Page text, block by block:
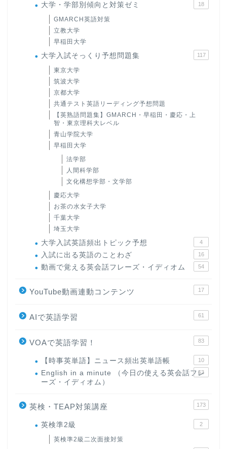
大学・学部別傾向と対策ゼミ 18
GMARCH英語対策
立教大学
早稲田大学
大学入試そっくり予想問題集 117
東京大学
筑波大学
京都大学
共通テスト英語リーディング予想問題
【英熟語問題集】GMARCH・早稲田・慶応・上
智・東京理科大レベル
青山学院大学
早稲田大学
法学部
人間科学部
文化構想学部・文学部
慶応大学
お茶の水女子大学
千葉大学
埼玉大学
大学入試英語頻出トピック予想 4
入試に出る英語のことわざ 16
動画で覚える英会話フレーズ・イディオム 54
YouTube動画連動コンテンツ 17
AIで英語学習 61
VOAで英語学習！ 83
【時事英単語】ニュース頻出英単語帳 10
English in a minute （今日の使える英会話フレ
ーズ・イディオム）
63
英検・TEAP対策講座 173
英検準2級 2
英検準2級二次面接対策